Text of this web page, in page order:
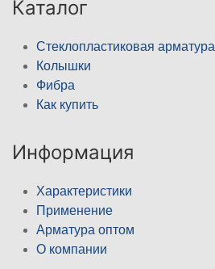
Каталог
Стеклопластиковая арматура
Колышки
Фибра
Как купить
Информация
Характеристики
Применение
Арматура оптом
О компании